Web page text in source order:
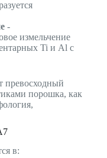
-
измельчение
Ti и Al с
превосходный
порошка, как
в: